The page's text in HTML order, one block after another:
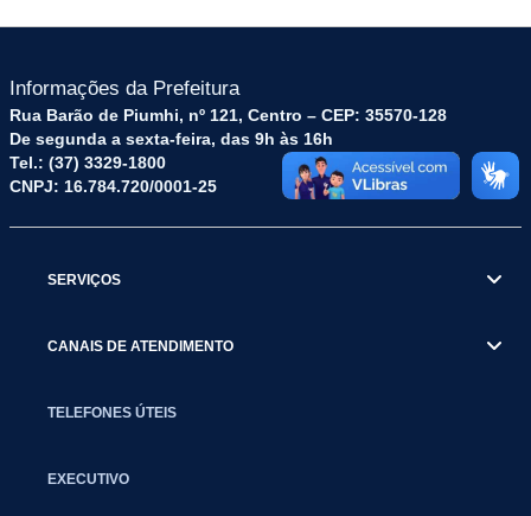
Informações da Prefeitura
Rua Barão de Piumhi, nº 121, Centro – CEP: 35570-128
De segunda a sexta-feira, das 9h às 16h
Tel.: (37) 3329-1800
CNPJ: 16.784.720/0001-25
SERVIÇOS
CANAIS DE ATENDIMENTO
TELEFONES ÚTEIS
EXECUTIVO